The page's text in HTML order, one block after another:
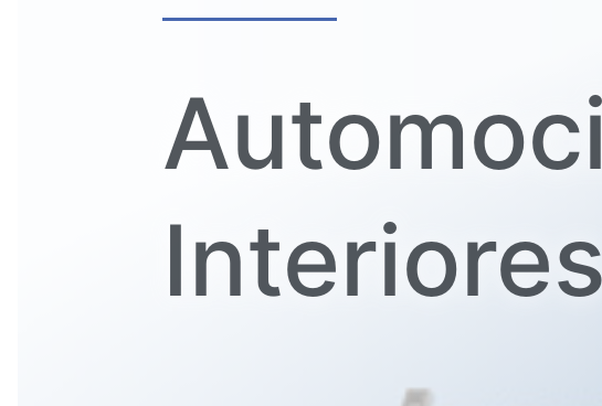
Interiores